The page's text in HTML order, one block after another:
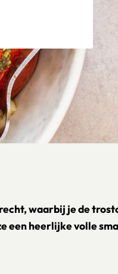
waarbij je de
een heerlijke volle